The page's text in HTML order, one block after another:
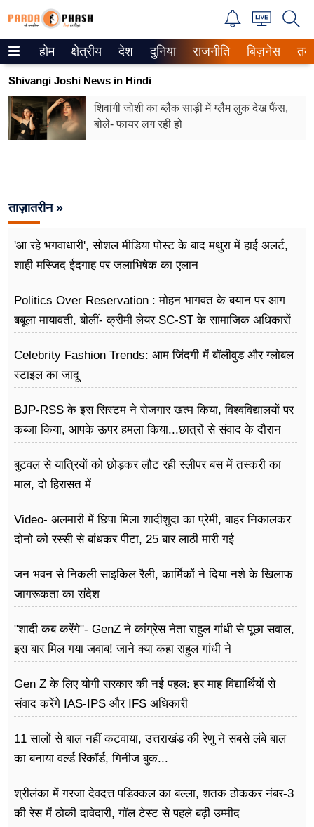
Trending on Google News
ePaper
वेब स्टोरीज
वीडियो
रिलेशनशिप
फूड
सेहत
ब्‍यूटी
जॉब्स
अन्य खबरें
होम क्षेत्रीय देश दुनिया राजनीति बिज़नेस
Shivangi Joshi News in Hindi
शिवांगी जोशी का ब्लैक साड़ी में ग्लैम लुक देख फैंस,
बोले- फायर लग रही हो
ताज़ातरीन »
'आ रहे भगवाधारी', सोशल मीडिया पोस्ट के बाद मथुरा में हाई अलर्ट,
शाही मस्जिद ईदगाह पर जलाभिषेक का एलान
Politics Over Reservation : मोहन भागवत के बयान पर आग
बबूला मायावती, बोलीं- क्रीमी लेयर SC-ST के सामाजिक अधिकारों
Celebrity Fashion Trends: आम जिंदगी में बॉलीवुड और ग्लोबल
स्टाइल का जादू
BJP-RSS के इस सिस्टम ने रोजगार खत्म किया, विश्वविद्यालयों पर
कब्जा किया, आपके ऊपर हमला किया...छात्रों से संवाद के दौरान
बुटवल से यात्रियों को छोड़कर लौट रही स्लीपर बस में तस्करी का
माल, दो हिरासत में
Video- अलमारी में छिपा मिला शादीशुदा का प्रेमी, बाहर निकालकर
दोनो को रस्सी से बांधकर पीटा, 25 बार लाठी मारी गई
जन भवन से निकली साइकिल रैली, कार्मिकों ने दिया नशे के खिलाफ
जागरूकता का संदेश
"शादी कब करेंगे"- GenZ ने कांग्रेस नेता राहुल गांधी से पूछा सवाल,
इस बार मिल गया जवाब! जाने क्या कहा राहुल गांधी ने
Gen Z के लिए योगी सरकार की नई पहल: हर माह विद्यार्थियों से
संवाद करेंगे IAS-IPS और IFS अधिकारी
11 सालों से बाल नहीं कटवाया, उत्तराखंड की रेणु ने सबसे लंबे बाल
का बनाया वर्ल्ड रिकॉर्ड, गिनीज बुक...
श्रीलंका में गरजा देवदत्त पडिक्कल का बल्ला, शतक ठोककर नंबर-3
की रेस में ठोकी दावेदारी, गॉल टेस्ट से पहले बढ़ी उम्मीद